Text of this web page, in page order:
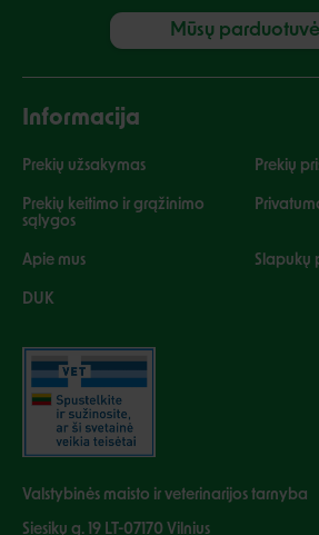
Mūsų
Informacija
Prekių užsakymas Prekių
Prekių keitimo ir grąžinimo
sąlygos
Apie mus Slapukų
DUK
Valstybinės maisto ir veterinarijos tarnyba
Siesikų g. 19 LT-07170 Vilnius